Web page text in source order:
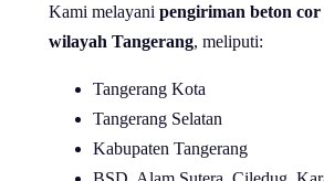
Kami melayani pengiriman beton cor
wilayah Tangerang, meliputi:
Tangerang Kota
Tangerang Selatan
Kabupaten Tangerang